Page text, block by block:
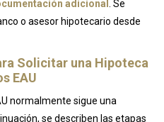
adicional . Se
o asesor hipotecario desde
Solicitar una Hipoteca
EAU
normalmente sigue una
se describen las etapas